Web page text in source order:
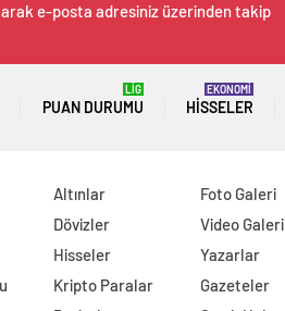
e-posta adresiniz üzerinden takip
PUAN DURUMU
LİG
HISSELER
EKONOMİ
Altınlar
Dövizler
Hisseler
Kripto Paralar
Foto Galeri
Video Galeri
Yazarlar
Gazeteler